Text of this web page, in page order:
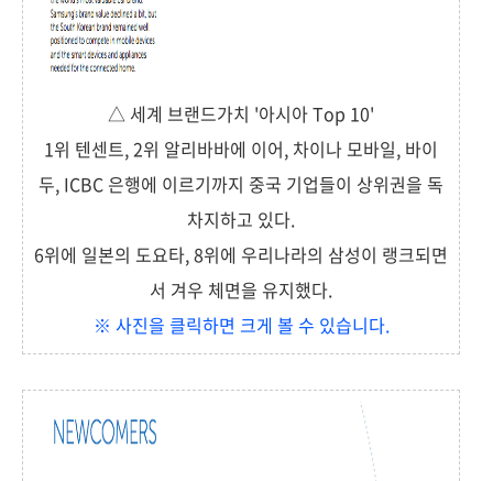
△ 세계 브랜드가치 '아시아 Top 10'
1위 텐센트, 2위 알리바바에 이어, 차이나 모바일, 바이
두, ICBC 은행에 이르기까지 중국 기업들이 상위권을 독
차지하고 있다.
6위에 일본의 도요타, 8위에 우리나라의 삼성이 랭크되면
서 겨우 체면을 유지했다.
※ 사진을 클릭하면 크게 볼 수 있습니다.